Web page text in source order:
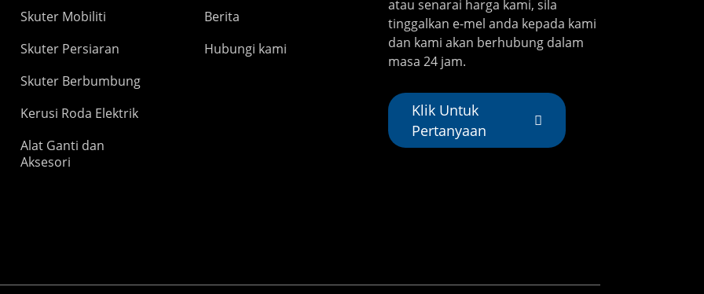
Skuter Mobiliti
Skuter Persiaran
Skuter Berbumbung
Kerusi Roda Elektrik
Alat Ganti dan
Aksesori
Berita
Hubungi kami
atau senarai harga kami, sila
tinggalkan e-mel anda kepada kami
dan kami akan berhubung dalam
masa 24 jam.
Klik Untuk
Pertanyaan